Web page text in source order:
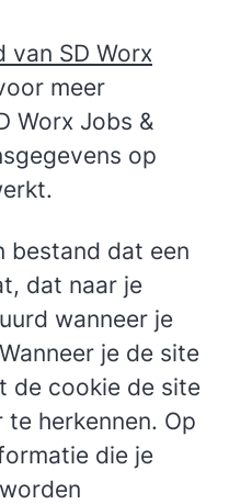
van SD Worx
meer
Worx Jobs &
op
bestand dat een
dat naar je
wanneer je
je de site
de cookie de site
herkennen. Op
die je